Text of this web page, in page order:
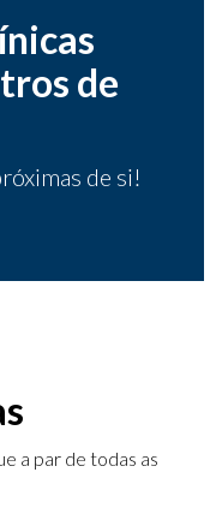
de
de si!
a par de todas as